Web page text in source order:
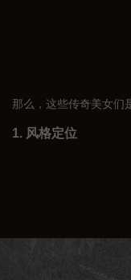
那么，这些传奇美女们
1. 风格定位